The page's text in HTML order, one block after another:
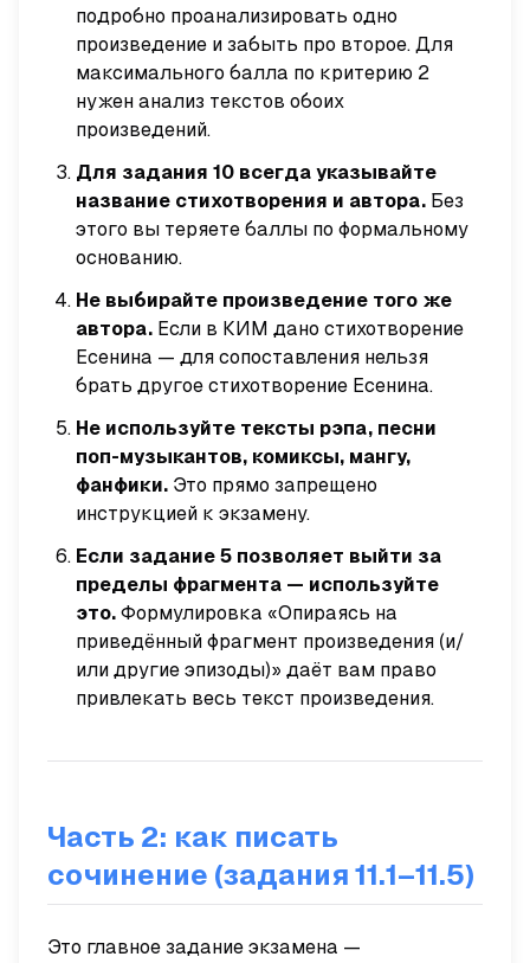
подробно проанализировать одно
произведение и забыть про второе. Для
максимального балла по критерию 2
нужен анализ текстов обоих
произведений.
Для задания 10 всегда указывайте
название стихотворения и автора. Без
этого вы теряете баллы по формальному
основанию.
Не выбирайте произведение того же
автора. Если в КИМ дано стихотворение
Есенина — для сопоставления нельзя
брать другое стихотворение Есенина.
Не используйте тексты рэпа, песни
поп-музыкантов, комиксы, мангу,
фанфики. Это прямо запрещено
инструкцией к экзамену.
Если задание 5 позволяет выйти за
пределы фрагмента — используйте
это. Формулировка «Опираясь на
приведённый фрагмент произведения (и/
или другие эпизоды)» даёт вам право
привлекать весь текст произведения.
Часть 2: как писать
сочинение (задания 11.1–11.5)
Это главное задание экзамена —